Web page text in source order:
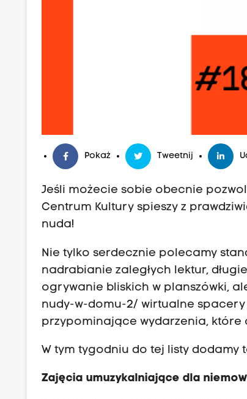
Pokaż Tweetnij
Jeśli możecie sobie obecnie
Centrum Kultury spieszy z
nuda!
Nie tylko serdecznie polecamy
nadrabianie zaległych lektur,
ogrywanie bliskich w planszówki,
nudy-w-domu-2/ wirtualne spacery
przypominające wydarzenia, które
W tym tygodniu do tej listy dodamy
Zajęcia umuzykalniające dla